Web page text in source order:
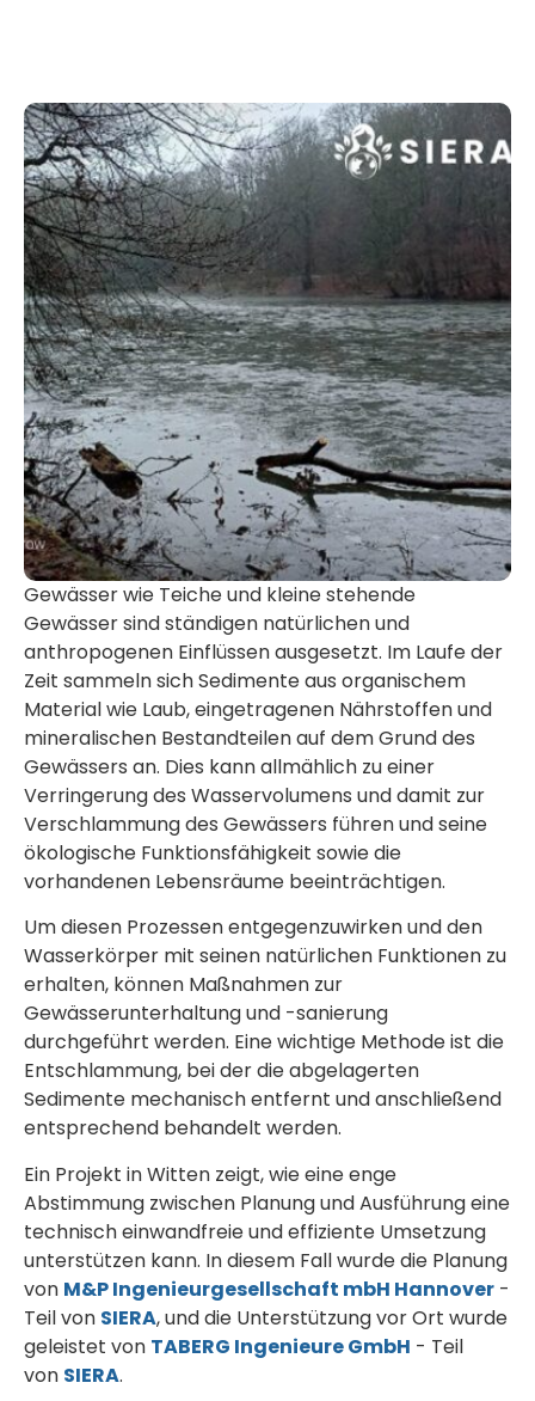
Gewässer wie Teiche und kleine stehende
Gewässer sind ständigen natürlichen und
anthropogenen Einflüssen ausgesetzt. Im Laufe der
Zeit sammeln sich Sedimente aus organischem
Material wie Laub, eingetragenen Nährstoffen und
mineralischen Bestandteilen auf dem Grund des
Gewässers an. Dies kann allmählich zu einer
Verringerung des Wasservolumens und damit zur
Verschlammung des Gewässers führen und seine
ökologische Funktionsfähigkeit sowie die
vorhandenen Lebensräume beeinträchtigen.
Um diesen Prozessen entgegenzuwirken und den
Wasserkörper mit seinen natürlichen Funktionen zu
erhalten, können Maßnahmen zur
Gewässerunterhaltung und -sanierung
durchgeführt werden. Eine wichtige Methode ist die
Entschlammung, bei der die abgelagerten
Sedimente mechanisch entfernt und anschließend
entsprechend behandelt werden.
Ein Projekt in Witten zeigt, wie eine enge
Abstimmung zwischen Planung und Ausführung eine
technisch einwandfreie und effiziente Umsetzung
unterstützen kann. In diesem Fall wurde die Planung
von M&P Ingenieurgesellschaft mbH Hannover -
Teil von SIERA, und die Unterstützung vor Ort wurde
geleistet von TABERG Ingenieure GmbH - Teil
von SIERA.